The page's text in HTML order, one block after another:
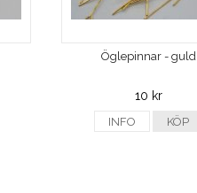
Öglepinnar - guld
10 kr
INFO KÖP